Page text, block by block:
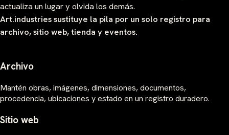
actualiza un lugar y olvida los demás.
Art.industries sustituye la pila por un solo registro para
archivo, sitio web, tienda y eventos.
Archivo
Mantén obras, imágenes, dimensiones, documentos,
procedencia, ubicaciones y estado en un registro duradero.
Sitio web